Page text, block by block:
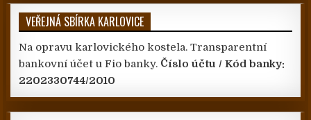
VEŘEJNÁ SBÍRKA KARLOVICE
Na opravu karlovického kostela. Transparentní
bankovní účet u Fio banky. Číslo účtu / Kód banky:
2202330744/2010